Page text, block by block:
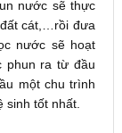
nước sẽ thực
cát,…rồi đưa
nước sẽ hoạt
phun ra từ đầu
một chu trình
sinh tốt nhất.